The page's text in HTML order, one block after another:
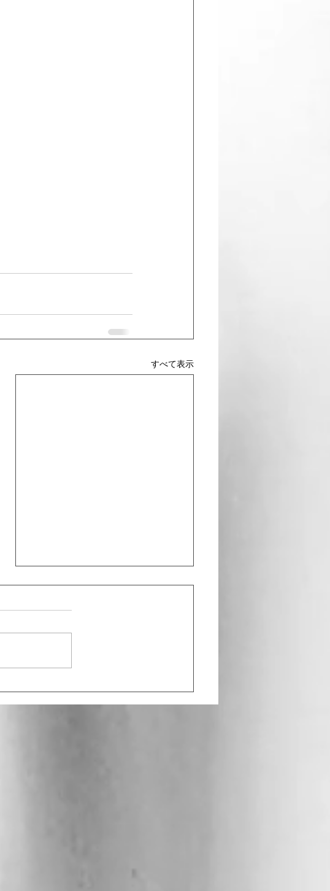
すべて表示